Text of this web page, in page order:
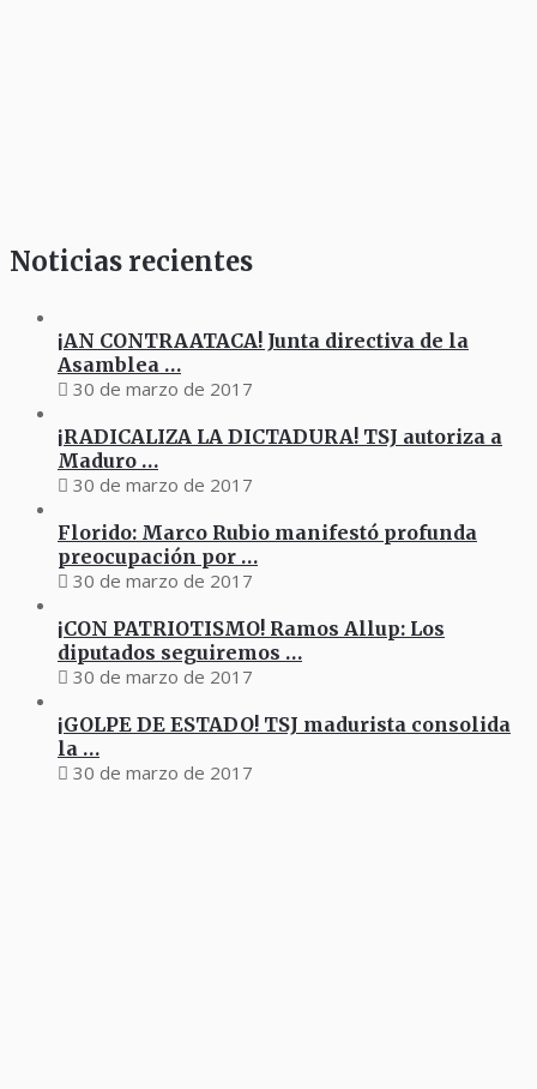
Noticias recientes
¡AN CONTRAATACA! Junta directiva de la
Asamblea …
30 de marzo de 2017
¡RADICALIZA LA DICTADURA! TSJ autoriza a
Maduro …
30 de marzo de 2017
Florido: Marco Rubio manifestó profunda
preocupación por …
30 de marzo de 2017
¡CON PATRIOTISMO! Ramos Allup: Los
diputados seguiremos …
30 de marzo de 2017
¡GOLPE DE ESTADO! TSJ madurista consolida
la …
30 de marzo de 2017